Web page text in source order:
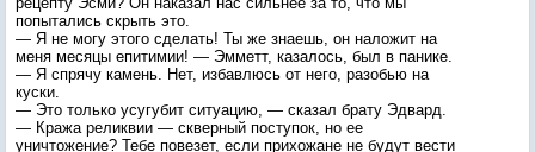
попытались скрыть это.
— Я не могу этого сделать! Ты же знаешь, он наложит на
меня месяцы епитимии! — Эмметт, казалось, был в панике.
— Я спрячу камень. Нет, избавлюсь от него, разобью на
куски.
— Это только усугубит ситуацию, — сказал брату Эдвард.
— Кража реликвии — скверный поступок, но ее
уничтожение? Тебе повезет, если прихожане не будут вести